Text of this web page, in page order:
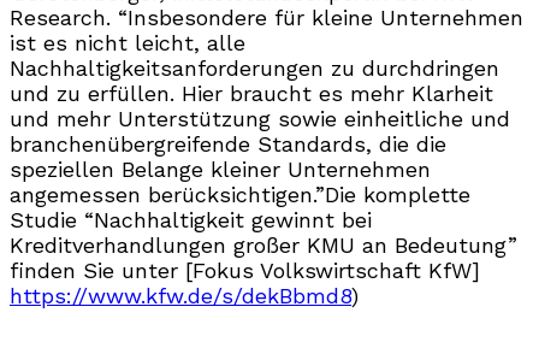
Research. “Insbesondere für kleine Unternehmen
ist es nicht leicht, alle
Nachhaltigkeitsanforderungen zu durchdringen
und zu erfüllen. Hier braucht es mehr Klarheit
und mehr Unterstützung sowie einheitliche und
branchenübergreifende Standards, die die
speziellen Belange kleiner Unternehmen
angemessen berücksichtigen.”Die komplette
Studie “Nachhaltigkeit gewinnt bei
Kreditverhandlungen großer KMU an Bedeutung”
finden Sie unter [Fokus Volkswirtschaft KfW]
https://www.kfw.de/s/dekBbmd8)